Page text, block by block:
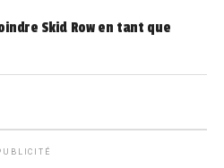
Skid Row en tant que